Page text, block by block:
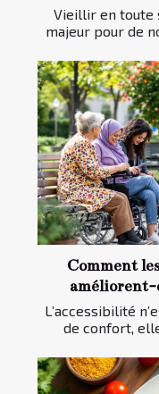
Vieillir en toute
majeur pour de
Comment
améliorent-
L’accessibilité
de confort,